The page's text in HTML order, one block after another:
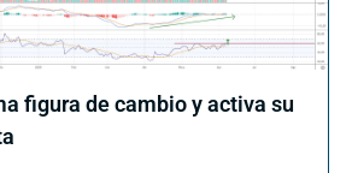
figura de cambio y activa su